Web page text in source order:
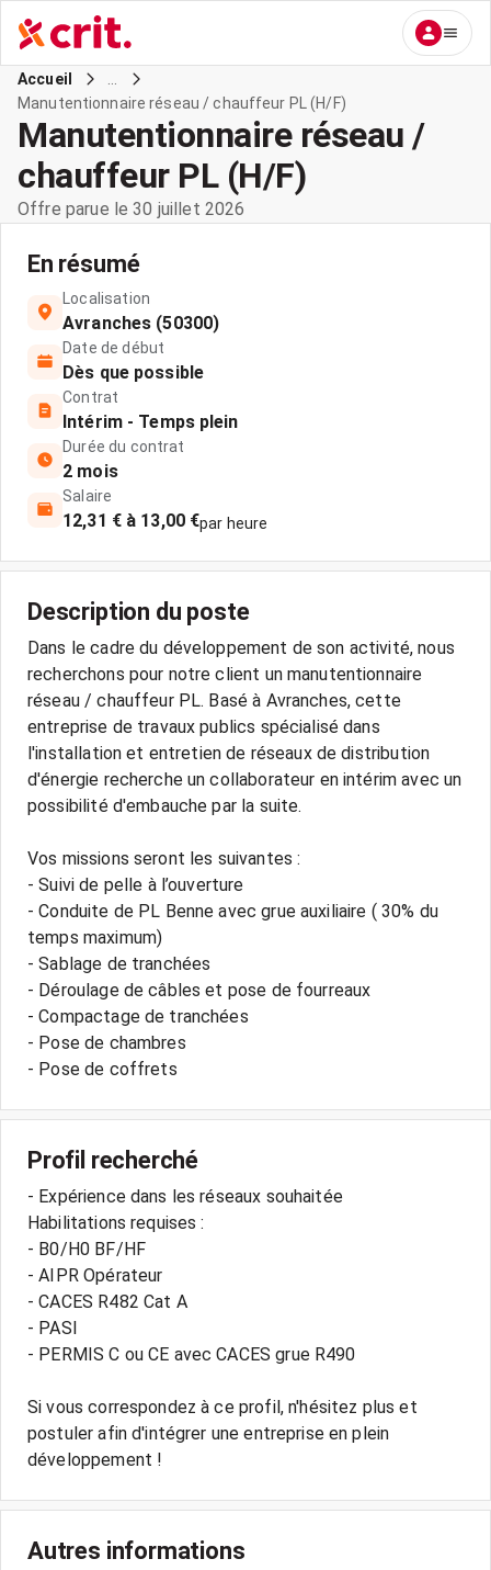
Accueil
Manutentionnaire réseau / chauffeur PL (H/F)
Manutentionnaire réseau /
chauffeur PL (H/F)
Offre parue le 30 juillet 2026
En résumé
Localisation
Avranches (50300)
Date de début
Dès que possible
Contrat
Intérim - Temps plein
Durée du contrat
2 mois
Salaire
12,31 € à 13,00 €par heure
Description du poste
Dans le cadre du développement de son activité, nous
recherchons pour notre client un manutentionnaire
réseau / chauffeur PL. Basé à Avranches, cette
entreprise de travaux publics spécialisé dans
l'installation et entretien de réseaux de distribution
d'énergie recherche un collaborateur en intérim avec un
possibilité d'embauche par la suite.
Vos missions seront les suivantes :
- Suivi de pelle à l’ouverture
- Conduite de PL Benne avec grue auxiliaire ( 30% du
temps maximum)
- Sablage de tranchées
- Déroulage de câbles et pose de fourreaux
- Compactage de tranchées
- Pose de chambres
Profil recherché
- Expérience dans les réseaux souhaitée
Habilitations requises :
- B0/H0 BF/HF
- AIPR Opérateur
- CACES R482 Cat A
- PASI
- PERMIS C ou CE avec CACES grue R490
Si vous correspondez à ce profil, n'hésitez plus et
postuler afin d'intégrer une entreprise en plein
Autres informations